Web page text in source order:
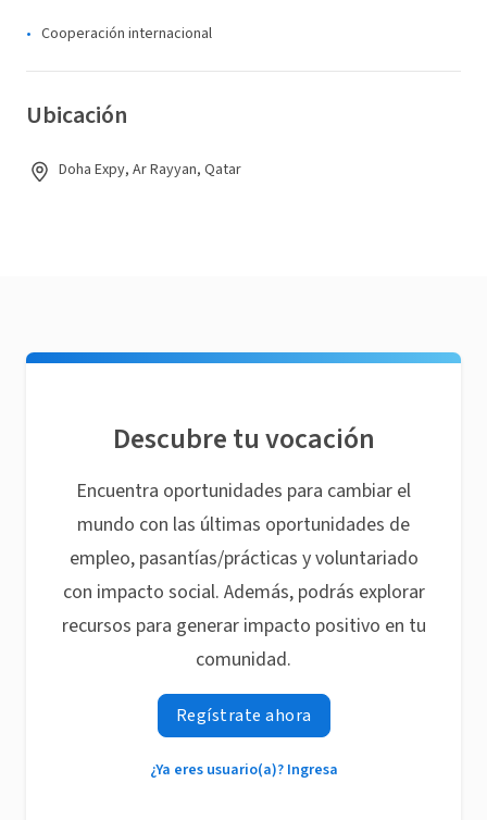
Cooperación internacional
Ubicación
Doha Expy, Ar Rayyan, Qatar
Descubre tu vocación
Encuentra oportunidades para cambiar el
mundo con las últimas oportunidades de
empleo, pasantías/prácticas y voluntariado
con impacto social. Además, podrás explorar
recursos para generar impacto positivo en tu
comunidad.
Regístrate ahora
¿Ya eres usuario(a)? Ingresa